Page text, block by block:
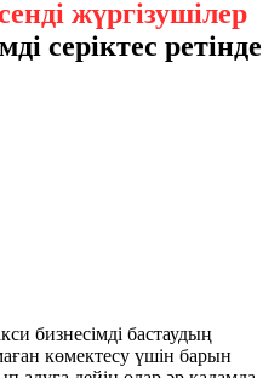
жүргізушілер
серіктес ретінде
бизнесімді бастаудың
көмектесу үшін барын